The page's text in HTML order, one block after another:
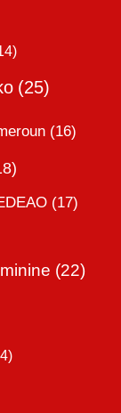
(25)
(16)
(17)
(22)